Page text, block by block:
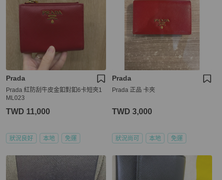
Prada
Prada 紅防刮牛皮金釦對釦6卡短夾1
ML023
TWD 11,000
狀況良好 本地 免運
Prada
Prada 正品 卡夾
TWD 3,000
狀況尚可 本地 免運